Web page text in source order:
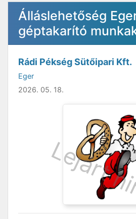
Álláslehetőség
géptakarító
Rádi Pékség Sütőipari Kft.
Eger
2026. 05. 18.